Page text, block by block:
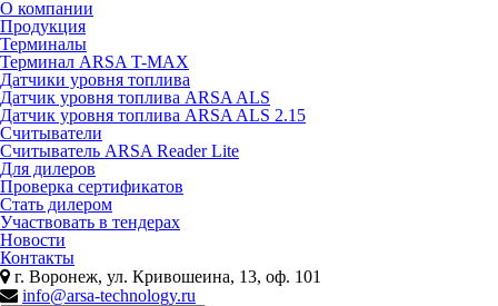
О компании
Продукция
Терминалы
Терминал ARSA T-MAX
Датчики уровня топлива
Датчик уровня топлива ARSA ALS
Датчик уровня топлива ARSA ALS 2.15
Считыватели
Считыватель ARSA Reader Lite
Для дилеров
Проверка сертификатов
Стать дилером
Участвовать в тендерах
Новости
Контакты
г. Воронеж, ул. Кривошеина, 13, оф. 101
info@arsa-technology.ru